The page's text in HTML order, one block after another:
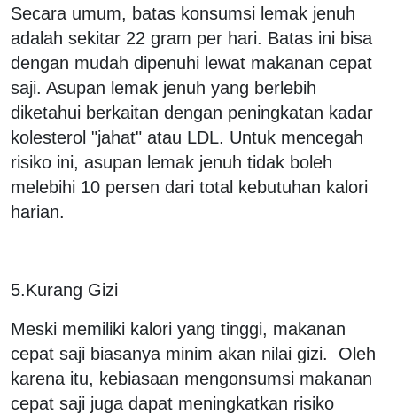
Secara umum, batas konsumsi lemak jenuh
adalah sekitar 22 gram per hari. Batas ini bisa
dengan mudah dipenuhi lewat makanan cepat
saji. Asupan lemak jenuh yang berlebih
diketahui berkaitan dengan peningkatan kadar
kolesterol "jahat" atau LDL. Untuk mencegah
risiko ini, asupan lemak jenuh tidak boleh
melebihi 10 persen dari total kebutuhan kalori
harian.
5.Kurang Gizi
Meski memiliki kalori yang tinggi, makanan
cepat saji biasanya minim akan nilai gizi. Oleh
karena itu, kebiasaan mengonsumsi makanan
cepat saji juga dapat meningkatkan risiko